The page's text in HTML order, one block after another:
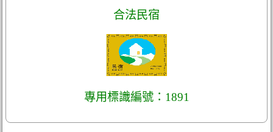
合法民宿
專用標識編號：1891